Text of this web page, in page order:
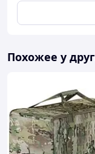
Похожее у